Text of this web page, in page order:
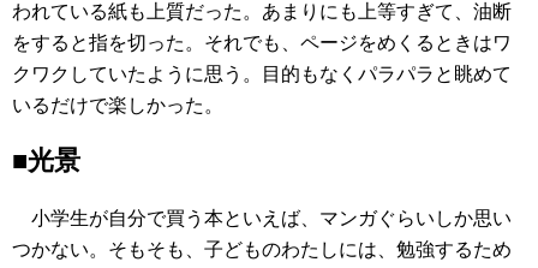
われている紙も上質だった。あまりにも上等すぎて、油断
をすると指を切った。それでも、ページをめくるときはワ
クワクしていたように思う。目的もなくパラパラと眺めて
いるだけで楽しかった。
■光景
小学生が自分で買う本といえば、マンガぐらいしか思い
つかない。そもそも、子どものわたしには、勉強するため